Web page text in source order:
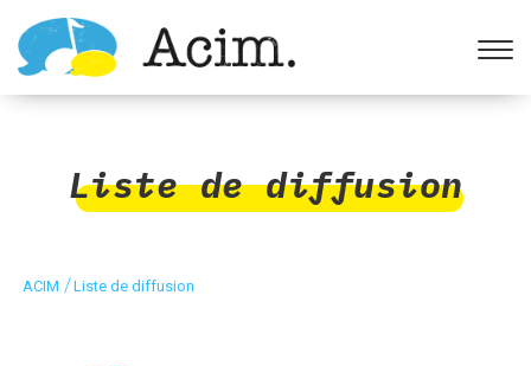
Ouvrir la barre d’outils
Liste de diffusion
ACIM /Liste de diffusion